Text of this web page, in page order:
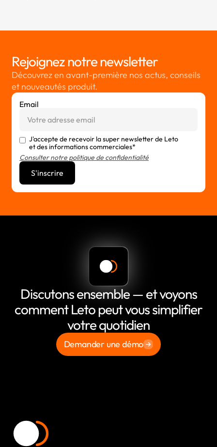
Rejoignez notre newsletter
Découvrez en avant-première nos actus, conseils
et nouveautés produit.
Email
J'accepte de recevoir la super newsletter de Leto
et des informations commerciales*
Consulter notre politique de confidentialité
Discutons ensemble — et voyons
comment Leto peut vous simplifier
votre quotidien
Demander une démo